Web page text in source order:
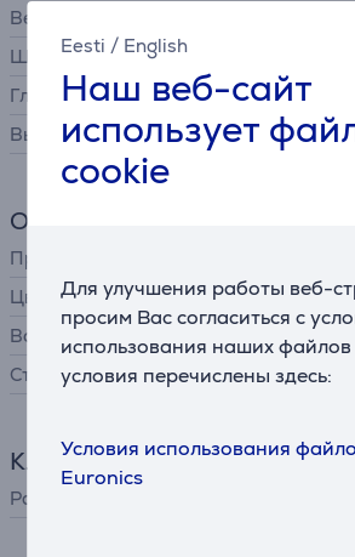
Eesti / English
Наш веб-сайт
использует
cookie
Для улучшения работы веб-
просим Вас согласиться с
использования наших файлов
условия перечислены здесь:
Условия использования
Euronics
Вес
Ширина
Глубина
Высота
Общий параметр
Производитель
Цвет
Водостойкость
Степень защиты
Климатическая техника
Рабочая температура